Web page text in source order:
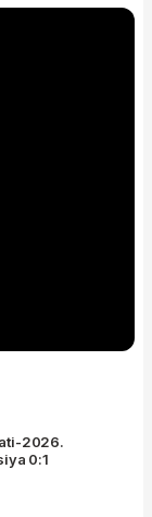
2026.
0:1